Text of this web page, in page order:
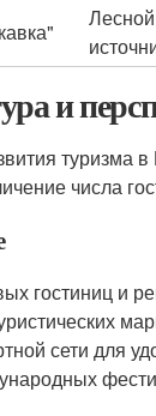
и
туризма
числа
гостиниц и
сети для